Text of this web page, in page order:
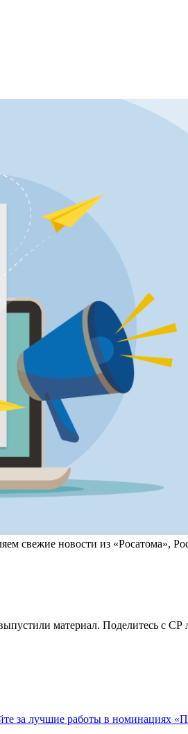
свежие новости из «Росатома»,
материал. Поделитесь с
за лучшие работы в